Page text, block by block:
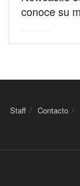
conoce su
Staff Contacto